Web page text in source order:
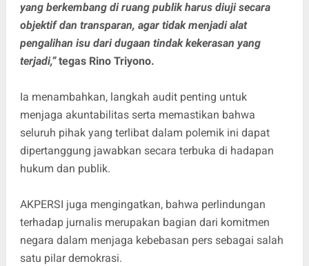
yang berkembang di ruang publik harus diuji secara
objektif dan transparan, agar tidak menjadi alat
pengalihan isu dari dugaan tindak kekerasan yang
terjadi,” tegas Rino Triyono.
Ia menambahkan, langkah audit penting untuk
menjaga akuntabilitas serta memastikan bahwa
seluruh pihak yang terlibat dalam polemik ini dapat
dipertanggung jawabkan secara terbuka di hadapan
hukum dan publik.
AKPERSI juga mengingatkan, bahwa perlindungan
terhadap jurnalis merupakan bagian dari komitmen
negara dalam menjaga kebebasan pers sebagai salah
satu pilar demokrasi.